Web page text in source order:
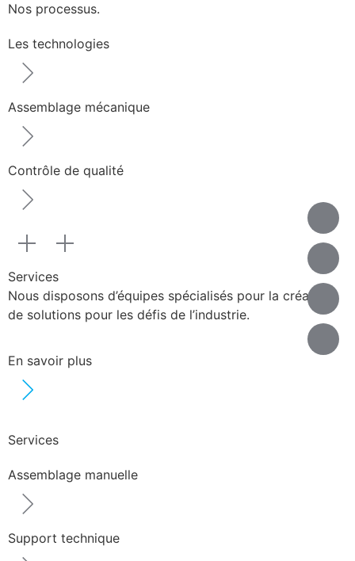
Nos processus.
Les technologies
Assemblage mécanique
Contrôle de qualité
Services
Nous disposons d’équipes spécialisés pour la création
de solutions pour les défis de l’industrie.
En savoir plus
Services
Assemblage manuelle
Support technique